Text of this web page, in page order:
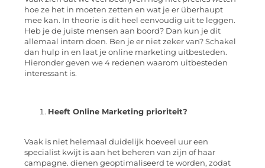
hoe ze het in moeten zetten en wat je er überhaupt
mee kan. In theorie is dit heel eenvoudig uit te leggen.
Heb je de juiste mensen aan boord? Dan kun je dit
allemaal intern doen. Ben je er niet zeker van? Schakel
dan hulp in en laat je online marketing uitbesteden.
Hieronder geven we 4 redenen waarom uitbesteden
interessant is.
Heeft Online Marketing prioriteit?
Vaak is niet helemaal duidelijk hoeveel uur een
specialist kwijt is aan het beheren van zijn of haar
campagne. dienen geoptimaliseerd te worden, zodat